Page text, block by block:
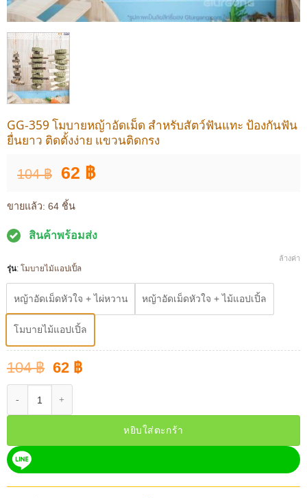
GG-359 โมบายหญ้าอัดเม็ด สำหรับสัตว์ฟันแทะ ป้องกันฟัน
ยื่นยาว ติดตั้งง่าย แขวนติดกรง
104฿
Original
was:
62 ฿Current
ขายแล้ว: 64 ชิ้น
สินค้าพร้อมส่ง
รุ่น: โมบายไม้แอปเปิ้ล
หญ้าอัดเม็ดหัวใจ + ไผ่หวาน หญ้าอัดเม็ดหัวใจ + ไม้แอปเปิ้ล
โมบายไม้แอปเปิ้ล
ล้างค่า
104฿ Original
price
was:
104 ฿.
62 ฿Current
price
หยิบใส่ตะกร้า